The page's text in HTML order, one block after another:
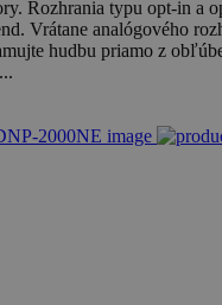
Rozhrania typu opt-in a
Vrátane analógového
hudbu priamo z